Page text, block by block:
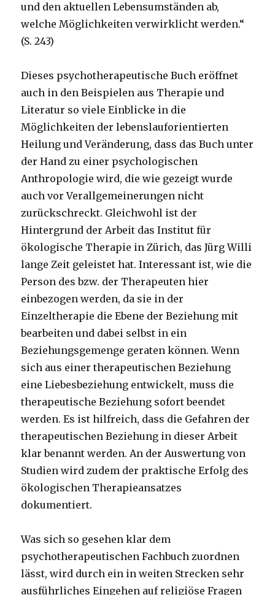
und den aktuellen Lebensumständen ab,
welche Möglichkeiten verwirklicht werden.“
(S. 243)
Dieses psychotherapeutische Buch eröffnet
auch in den Beispielen aus Therapie und
Literatur so viele Einblicke in die
Möglichkeiten der lebenslauforientierten
Heilung und Veränderung, dass das Buch unter
der Hand zu einer psychologischen
Anthropologie wird, die wie gezeigt wurde
auch vor Verallgemeinerungen nicht
zurückschreckt. Gleichwohl ist der
Hintergrund der Arbeit das Institut für
ökologische Therapie in Zürich, das Jürg Willi
lange Zeit geleistet hat. Interessant ist, wie die
Person des bzw. der Therapeuten hier
einbezogen werden, da sie in der
Einzeltherapie die Ebene der Beziehung mit
bearbeiten und dabei selbst in ein
Beziehungsgemenge geraten können. Wenn
sich aus einer therapeutischen Beziehung
eine Liebesbeziehung entwickelt, muss die
therapeutische Beziehung sofort beendet
werden. Es ist hilfreich, dass die Gefahren der
therapeutischen Beziehung in dieser Arbeit
klar benannt werden. An der Auswertung von
Studien wird zudem der praktische Erfolg des
ökologischen Therapieansatzes
dokumentiert.
Was sich so gesehen klar dem
psychotherapeutischen Fachbuch zuordnen
lässt, wird durch ein in weiten Strecken sehr
ausführliches Eingehen auf religiöse Fragen